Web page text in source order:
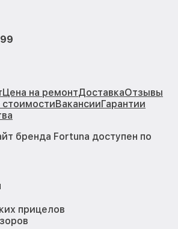
Цена на ремонтДоставкаОтзывы
стоимостиВакансииГарантии
бренда Fortuna доступен по
прицелов